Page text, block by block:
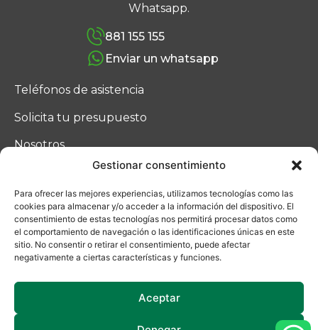
Gestionar consentimiento
Para ofrecer las mejores experiencias, utilizamos tecnologías como las
cookies para almacenar y/o acceder a la información del dispositivo. El
consentimiento de estas tecnologías nos permitirá procesar datos como
el comportamiento de navegación o las identificaciones únicas en este
sitio. No consentir o retirar el consentimiento, puede afectar
negativamente a ciertas características y funciones.
Aceptar
Whatsapp.
881 155 155
Enviar un whatsapp
Teléfonos de asistencia
Solicita tu presupuesto
Nosotros
Contacto